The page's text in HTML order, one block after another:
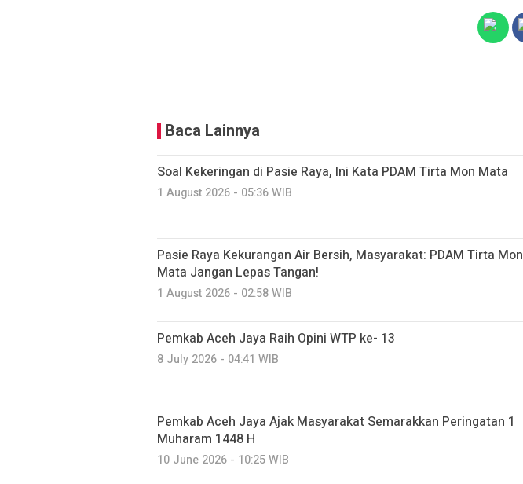
Baca Lainnya
Soal Kekeringan di Pasie Raya, Ini Kata PDAM Tirta Mon Mata
1 August 2026 - 05:36 WIB
Pasie Raya Kekurangan Air Bersih, Masyarakat: PDAM Tirta Mon
Mata Jangan Lepas Tangan!
1 August 2026 - 02:58 WIB
Pemkab Aceh Jaya Raih Opini WTP ke- 13
8 July 2026 - 04:41 WIB
Pemkab Aceh Jaya Ajak Masyarakat Semarakkan Peringatan 1
Muharam 1448 H
10 June 2026 - 10:25 WIB